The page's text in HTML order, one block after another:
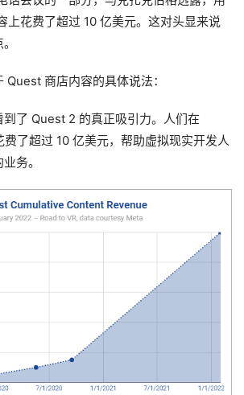
上花费了超过 10 亿美元。这对头显来说
Quest 商店内容的具体说法：
了 Quest 2 的真正吸引力。人们在
了超过 10 亿美元，帮助虚拟现实开发人
务。